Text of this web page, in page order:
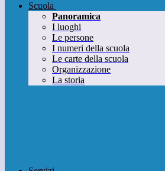
Scuola
Panoramica
I luoghi
Le persone
I numeri della scuola
Le carte della scuola
Organizzazione
La storia